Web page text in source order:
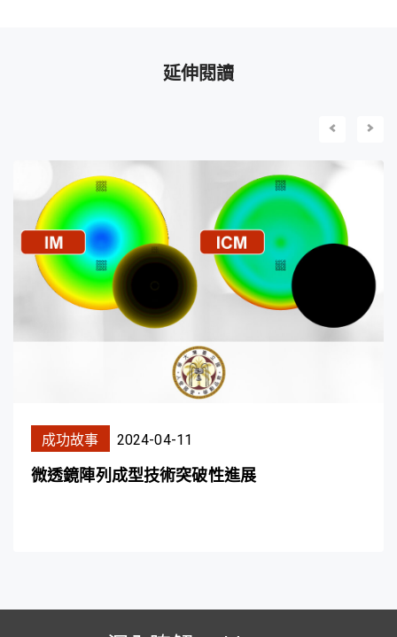
延伸閱讀
成功故事 2024-04-11
微透鏡陣列成型技術突破性進展